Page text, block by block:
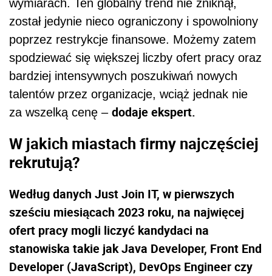
wymiarach. Ten globalny trend nie zniknął,
został jedynie nieco ograniczony i spowolniony
poprzez restrykcje finansowe. Możemy zatem
spodziewać się większej liczby ofert pracy oraz
bardziej intensywnych poszukiwań nowych
talentów przez organizacje, wciąż jednak nie
za wszelką cenę – dodaje ekspert.
W jakich miastach firmy najczęściej
rekrutują?
Według danych Just Join IT, w pierwszych
sześciu miesiącach 2023 roku, na najwięcej
ofert pracy mogli liczyć kandydaci na
stanowiska takie jak Java Developer, Front End
Developer (JavaScript), DevOps Engineer czy